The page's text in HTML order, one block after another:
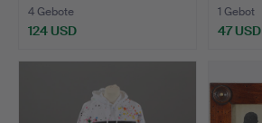
4 Gebote
124 USD
1 Gebot
47 USD